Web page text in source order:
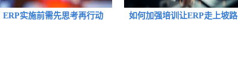
ERP实施前需先思考再行动 如何加强培训让ERP走上坡路